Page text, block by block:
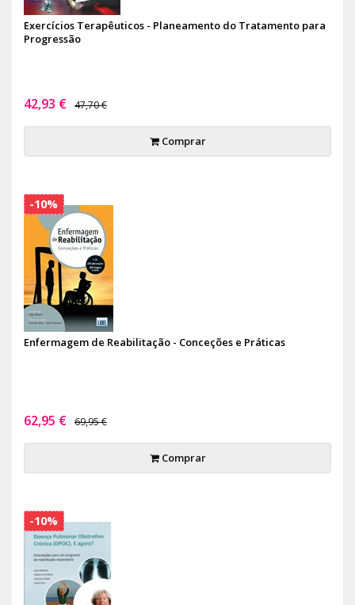
Exercícios Terapêuticos - Planeamento do Tratamento para
Progressão
42,93 € 47,70 €
Comprar
Enfermagem de Reabilitação - Conceções e Práticas
62,95 € 69,95 €
Comprar
-10%
-10%